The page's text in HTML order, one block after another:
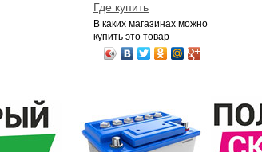
Где купить
В каких магазинах можно
купить это товар